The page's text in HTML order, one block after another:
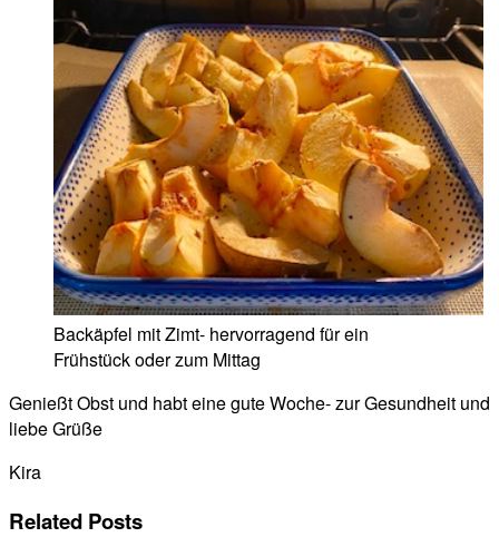
Backäpfel mit Zimt- hervorragend für ein
Frühstück oder zum Mittag
Genießt Obst und habt eine gute Woche- zur Gesundheit und
liebe Grüße
Kira
Related Posts